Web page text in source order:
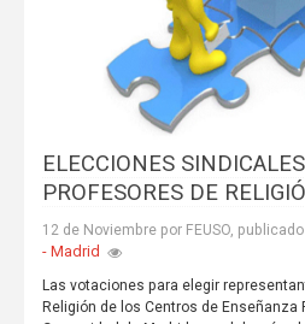
ELECCIONES
PROFESORES DE
12 de Noviembre por FEUSO,
- Madrid
Las votaciones para elegir
Religión de los Centros de Enseñanza